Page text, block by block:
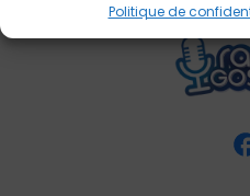
Politique de